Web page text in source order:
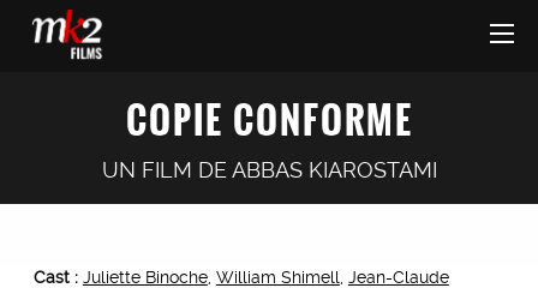
COPIE CONFORME
UN FILM DE ABBAS KIAROSTAMI
Cast : Juliette Binoche, William Shimell Jean-Claude